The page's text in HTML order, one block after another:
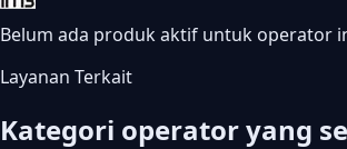
Belum ada produk aktif untuk operator
Layanan Terkait
Kategori operator yang